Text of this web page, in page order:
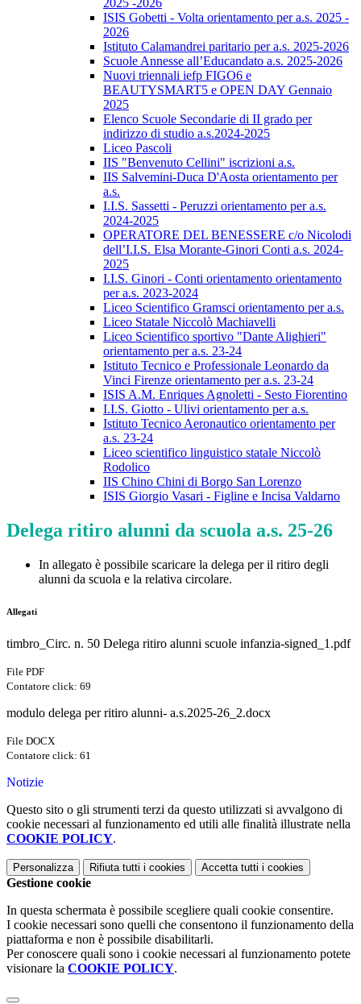
2025 -2026
ISIS Gobetti - Volta orientamento per a.s. 2025 -
2026
Istituto Calamandrei paritario per a.s. 2025-2026
Scuole Annesse all’Educandato a.s. 2025-2026
Nuovi triennali iefp FIGO6 e
BEAUTYSMART5 e OPEN DAY Gennaio
2025
Elenco Scuole Secondarie di II grado per
indirizzo di studio a.s.2024-2025
Liceo Pascoli
IIS "Benvenuto Cellini" iscrizioni a.s.
IIS Salvemini-Duca D'Aosta orientamento per
a.s.
I.I.S. Sassetti - Peruzzi orientamento per a.s.
2024-2025
OPERATORE DEL BENESSERE c/o Nicolodi
dell’I.I.S. Elsa Morante-Ginori Conti a.s. 2024-
2025
I.I.S. Ginori - Conti orientamento orientamento
per a.s. 2023-2024
Liceo Scientifico Gramsci orientamento per a.s.
Liceo Statale Niccolò Machiavelli
Liceo Scientifico sportivo "Dante Alighieri"
orientamento per a.s. 23-24
Istituto Tecnico e Professionale Leonardo da
Vinci Firenze orientamento per a.s. 23-24
ISIS A.M. Enriques Agnoletti - Sesto Fiorentino
I.I.S. Giotto - Ulivi orientamento per a.s.
Istituto Tecnico Aeronautico orientamento per
a.s. 23-24
Liceo scientifico linguistico statale Niccolò
Rodolico
IIS Chino Chini di Borgo San Lorenzo
ISIS Giorgio Vasari - Figline e Incisa Valdarno
Delega ritiro alunni da scuola a.s. 25-26
In allegato è possibile scaricare la delega per il ritiro degli
alunni da scuola e la relativa circolare.
Allegati
timbro_Circ. n. 50 Delega ritiro alunni scuole infanzia-signed_1.pdf
File PDF
Contatore click: 69
modulo delega per ritiro alunni- a.s.2025-26_2.docx
File DOCX
Contatore click: 61
Notizie
Questo sito o gli strumenti terzi da questo utilizzati si avvalgono di
cookie necessari al funzionamento ed utili alle finalità illustrate nella
COOKIE POLICY.
Personalizza Rifiuta tutti i cookies Accetta tutti i cookies
Gestione cookie
In questa schermata è possibile scegliere quali cookie consentire.
I cookie necessari sono quelli che consentono il funzionamento della
piattaforma e non è possibile disabilitarli.
Per conoscere quali sono i cookie necessari al funzionamento potete
visionare la COOKIE POLICY.